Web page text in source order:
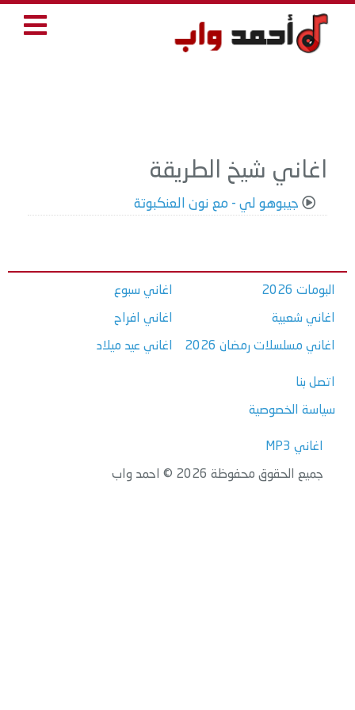
اغاني شيخ الطريقة
جيبوهو لي - مع نون العنكبوتة
البومات 2026
اغاني شعبية
اغاني مسلسلات رمضان 2026
اغاني سبوع
اغاني افراح
اغاني عيد ميلاد
اتصل بنا
سياسة الخصوصية
اغاني MP3
جميع الحقوق محفوظة 2026 © احمد واب